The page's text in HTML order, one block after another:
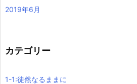
2019年6月
カテゴリー
1-1:徒然なるままに